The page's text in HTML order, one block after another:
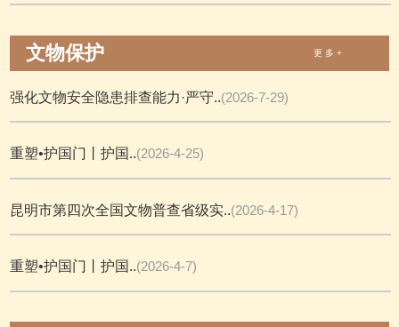
文物保护 更 多 +
强化文物安全隐患排查能力·严守..(2026-7-29)
重塑•护国门丨护国..(2026-4-25)
昆明市第四次全国文物普查省级实..(2026-4-17)
重塑•护国门丨护国..(2026-4-7)